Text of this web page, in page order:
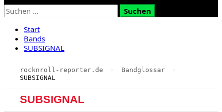
Suchen
nach:
Start
Bands
SUBSIGNAL
rocknroll-reporter.de › Bandglossar
›
SUBSIGNAL
SUBSIGNAL